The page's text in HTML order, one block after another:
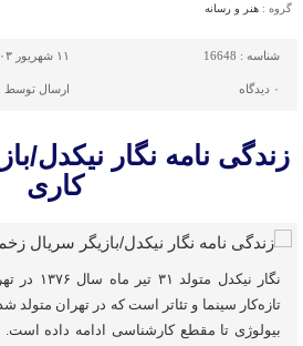
گروه : هنر و رسانه
شناسه : 16648 ۱۱ شهریور ۱۴۰۳ - ۲۱:۰۰
۰ دیدگاه ارسال توسط :
زندگی نامه نگار نیکدل/
کاری
نگار
تازه‌کار سینما و تئاتر است که در تهران متولد
بیولوژی تا مقطع کارشناسی ادامه داده است.